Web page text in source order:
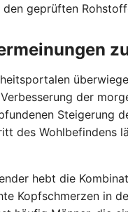
geprüften
der
Steigerung
des Wohlbefindens
hebt die
Kopfschmerzen in